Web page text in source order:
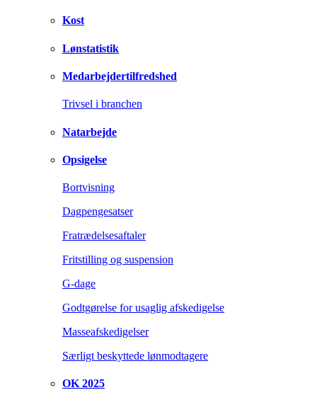
Kost
Lønstatistik
Medarbejdertilfredshed
Trivsel i branchen
Natarbejde
Opsigelse
Bortvisning
Dagpengesatser
Fratrædelsesaftaler
Fritstilling og suspension
G-dage
Godtgørelse for usaglig afskedigelse
Masseafskedigelser
Særligt beskyttede lønmodtagere
OK 2025